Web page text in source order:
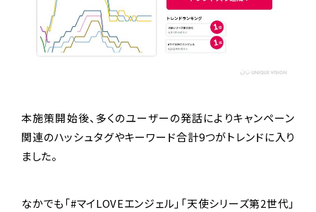
本施策開始後、多くのユーザーの発話によりキャンペーン
関連のハッシュタグやキーワード合計9つがトレンドに入り
ました。
なかでも「#マイLOVEエンジェル」「天使シリーズ第2世代」